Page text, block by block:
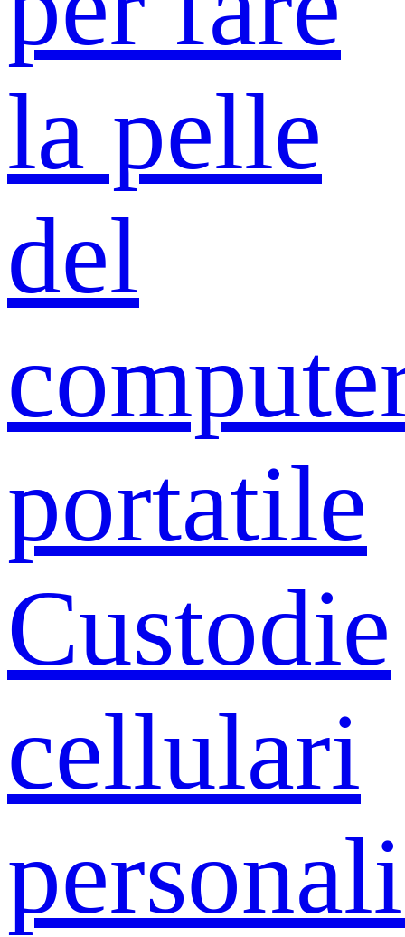
la pelle
del
portatile
Custodie
cellulari